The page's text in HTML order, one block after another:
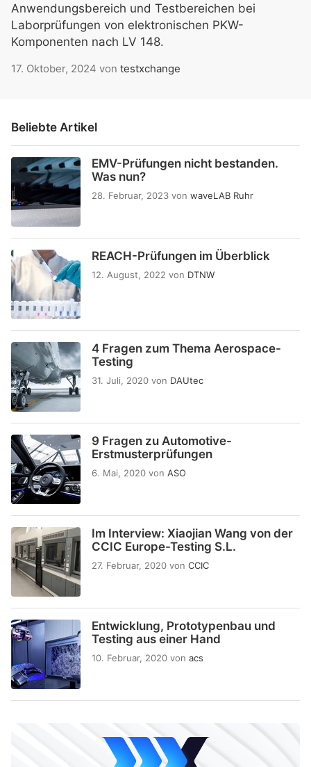
Anwendungsbereich und Testbereichen bei
Laborprüfungen von elektronischen PKW-
Komponenten nach LV 148.
17. Oktober, 2024 von testxchange
Beliebte Artikel
EMV-Prüfungen nicht bestanden.
Was nun?
28. Februar, 2023 von waveLAB Ruhr
REACH-Prüfungen im Überblick
12. August, 2022 von DTNW
4 Fragen zum Thema Aerospace-
Testing
31. Juli, 2020 von DAUtec
9 Fragen zu Automotive-
Erstmusterprüfungen
6. Mai, 2020 von ASO
Im Interview: Xiaojian Wang von der
CCIC Europe-Testing S.L.
27. Februar, 2020 von CCIC
Entwicklung, Prototypenbau und
Testing aus einer Hand
10. Februar, 2020 von acs